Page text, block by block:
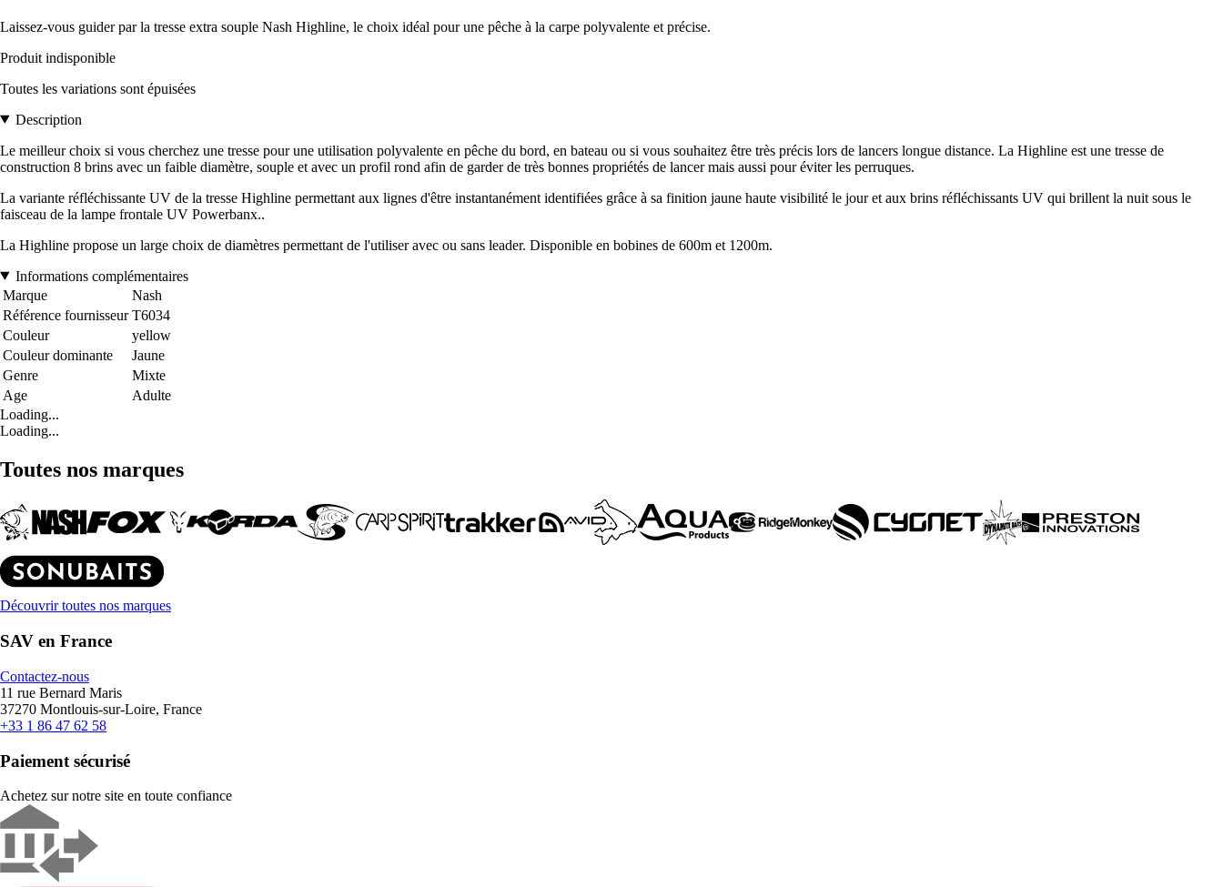
Laissez-vous guider par la tresse extra souple Nash Highline, le choix idéal pour une pêche à la carpe polyvalente et précise.
Produit indisponible
Toutes les variations sont épuisées
Description
Le meilleur choix si vous cherchez une tresse pour une utilisation polyvalente en pêche du bord, en bateau ou si vous souhaitez être très précis lors de lancers longue distance. La Highline est une tresse de
construction 8 brins avec un faible diamètre, souple et avec un profil rond afin de garder de très bonnes propriétés de lancer mais aussi pour éviter les perruques.
La variante réfléchissante UV de la tresse Highline permettant aux lignes d'être instantanément identifiées grâce à sa finition jaune haute visibilité le jour et aux brins réfléchissants UV qui brillent la nuit sous le
faisceau de la lampe frontale UV Powerbanx..
La Highline propose un large choix de diamètres permettant de l'utiliser avec ou sans leader. Disponible en bobines de 600m et 1200m.
Informations complémentaires
Marque
Nash
Référence fournisseur T6034
Couleur
yellow
Couleur dominante
Jaune
Genre
Mixte
Age
Adulte
Loading...
Loading...
Toutes nos marques
Découvrir toutes nos marques
SAV en France
Contactez-nous
11 rue Bernard Maris
37270 Montlouis-sur-Loire, France
+33 1 86 47 62 58
Paiement sécurisé
Achetez sur notre site en toute confiance